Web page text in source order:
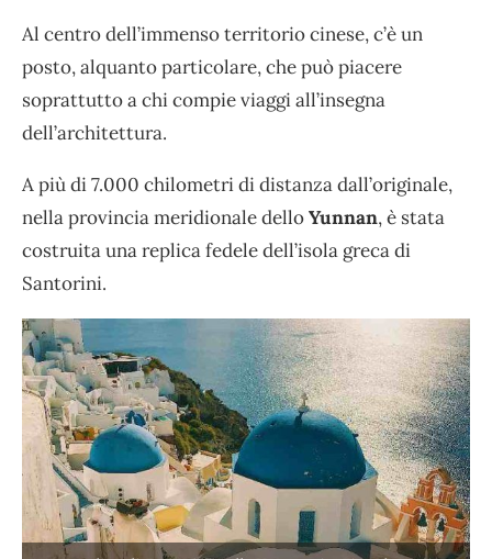
Al centro dell’immenso territorio cinese, c’è un
posto, alquanto particolare, che può piacere
soprattutto a chi compie viaggi all’insegna
dell’architettura.
A più di 7.000 chilometri di distanza dall’originale,
nella provincia meridionale delloYunnan, è stata
costruita una replica fedele dell’isola greca di
Santorini.